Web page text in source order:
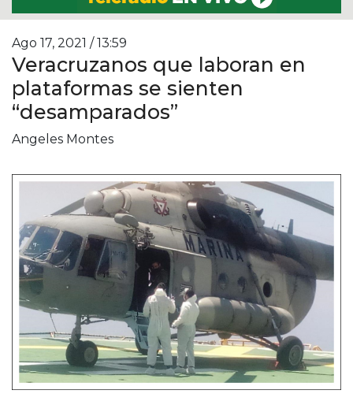
Ago 17, 2021 / 13:59
Veracruzanos que laboran en
plataformas se sienten
“desamparados”
Angeles Montes